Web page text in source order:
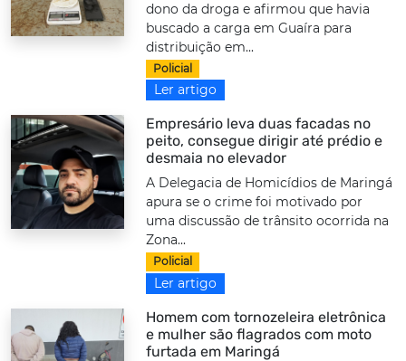
dono da droga e afirmou que havia
buscado a carga em Guaíra para
distribuição em...
Policial
Ler artigo
Empresário leva duas facadas no
peito, consegue dirigir até prédio e
desmaia no elevador
A Delegacia de Homicídios de Maringá
apura se o crime foi motivado por
uma discussão de trânsito ocorrida na
Zona...
Policial
Ler artigo
Homem com tornozeleira eletrônica
e mulher são flagrados com moto
furtada em Maringá